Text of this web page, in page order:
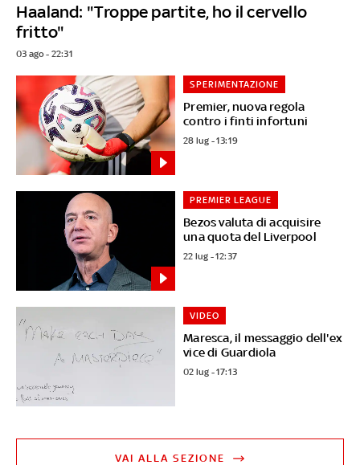
Haaland: "Troppe partite, ho il cervello
fritto"
03 ago - 22:31
Premier, nuova regola
contro i finti infortuni
SPERIMENTAZIONE
28 lug - 13:19
Bezos valuta di acquisire
una quota del Liverpool
PREMIER LEAGUE
22 lug - 12:37
Maresca, il messaggio dell'ex
vice di Guardiola
VIDEO
02 lug - 17:13
VAI ALLA SEZIONE